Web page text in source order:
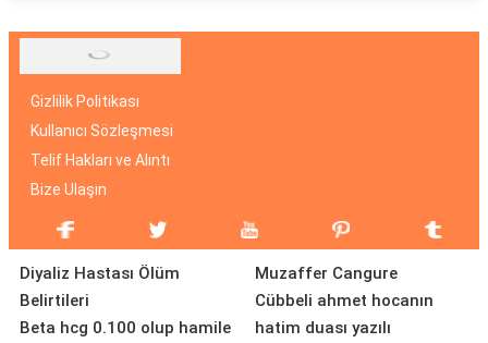
Gizlilik Politikası
Kullanıcı Sözleşmesi
Telif Hakları ve Alıntı
Bize Ulaşın
Diyaliz Hastası Ölüm
Belirtileri
Beta hcg 0.100 olup hamile
Muzaffer Cangure
Cübbeli ahmet hocanın
hatim duası yazılı